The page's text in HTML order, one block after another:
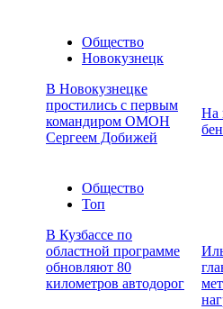
Общество
Новокузнецк
В Новокузнецке
простились с первым
командиром ОМОН
Сергеем Добижей
На
Общество
Топ
В Кузбассе по
областной программе
обновляют 80
километров автодорог